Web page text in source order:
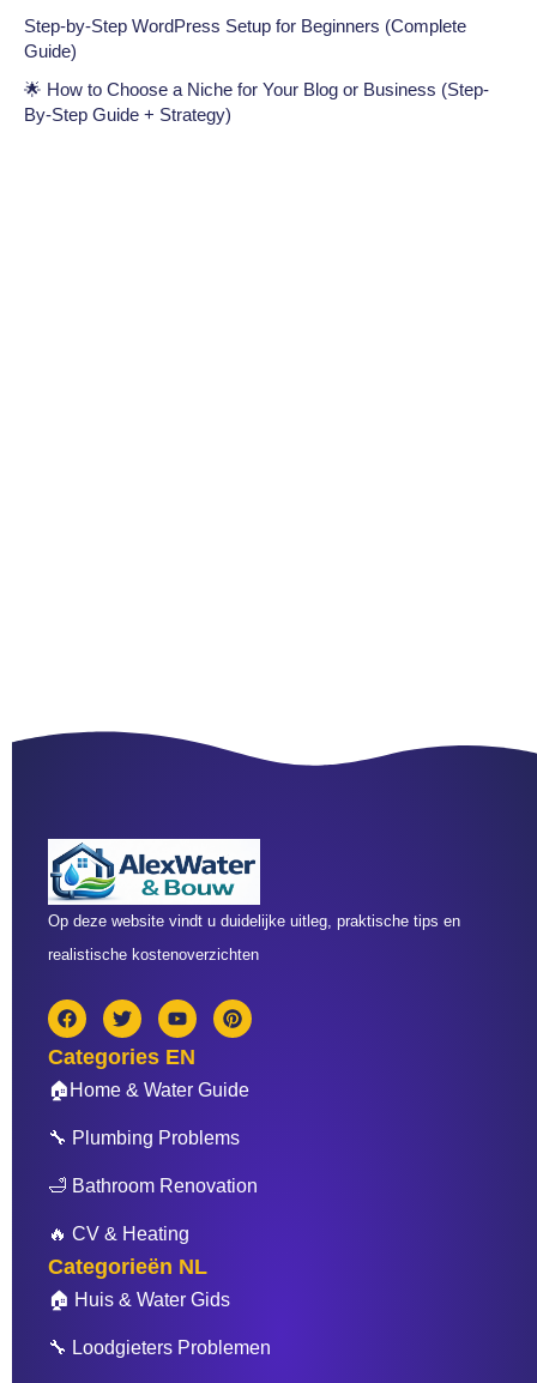
Step-by-Step WordPress Setup for Beginners (Complete
Guide)
🌟 How to Choose a Niche for Your Blog or Business (Step-
By-Step Guide + Strategy)
Op deze website vindt u duidelijke uitleg, praktische tips en
realistische kostenoverzichten
F
a
e
b
o
k
T
w
t
e
Y
o
u
t
u
b
P
i
e
r
s
Categories EN
🏠Home & Water Guide
🔧 Plumbing Problems
🛁 Bathroom Renovation
🔥 CV & Heating
Categorieën NL
🏠 Huis & Water Gids
🔧 Loodgieters Problemen